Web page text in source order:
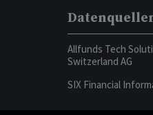
Allfunds Tech
Switzerland AG
SIX Financial